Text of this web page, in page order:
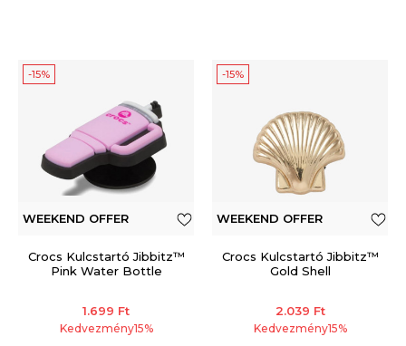
-15%
WEEKEND OFFER
Crocs Kulcstartó Jibbitz™
Pink Water Bottle
1.699 Ft
Kedvezmény15%
-15%
WEEKEND OFFER
Crocs Kulcstartó Jibbitz™
Gold Shell
2.039 Ft
Kedvezmény15%